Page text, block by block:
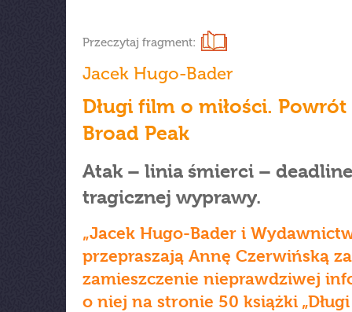
Przeczytaj fragment:
Jacek Hugo-Bader
Długi film o miłości. Powrót
Broad Peak
Atak – linia śmierci –
tragicznej wyprawy.
„Jacek Hugo-Bader i
przepraszają Annę Czerwińską za
zamieszczenie nieprawdziwej
o niej na stronie 50 książki